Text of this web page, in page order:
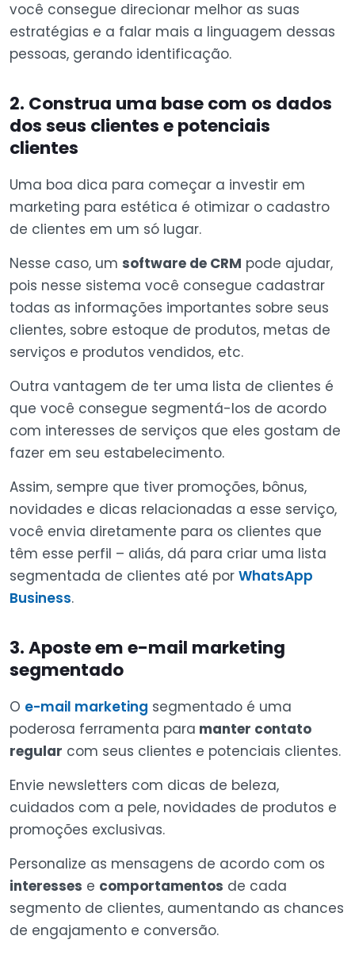
você consegue direcionar melhor as suas
estratégias e a falar mais a linguagem dessas
pessoas, gerando identificação.
2. Construa uma base com os dados
dos seus clientes e potenciais
clientes
Uma boa dica para começar a investir em
marketing para estética é otimizar o cadastro
de clientes em um só lugar.
Nesse caso, um software de CRM pode ajudar,
pois nesse sistema você consegue cadastrar
todas as informações importantes sobre seus
clientes, sobre estoque de produtos, metas de
serviços e produtos vendidos, etc.
Outra vantagem de ter uma lista de clientes é
que você consegue segmentá-los de acordo
com interesses de serviços que eles gostam de
fazer em seu estabelecimento.
Assim, sempre que tiver promoções, bônus,
novidades e dicas relacionadas a esse serviço,
você envia diretamente para os clientes que
têm esse perfil – aliás, dá para criar uma lista
segmentada de clientes até por WhatsApp
Business.
3. Aposte em e-mail marketing
segmentado
O e-mail marketing segmentado é uma
poderosa ferramenta para manter contato
regular com seus clientes e potenciais clientes.
Envie newsletters com dicas de beleza,
cuidados com a pele, novidades de produtos e
promoções exclusivas.
Personalize as mensagens de acordo com os
interesses e comportamentos de cada
segmento de clientes, aumentando as chances
de engajamento e conversão.